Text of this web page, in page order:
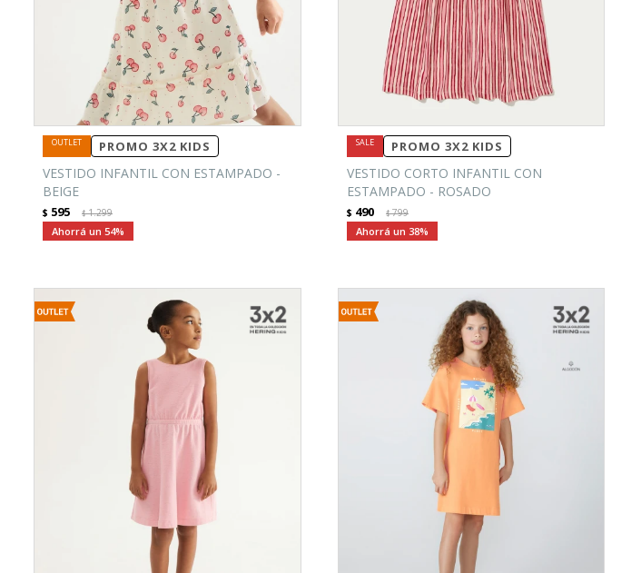
PROMO 3X2 KIDS
VESTIDO INFANTIL CON ESTAMPADO -
BEIGE
$ 595 $1.299
54
PROMO 3X2 KIDS
VESTIDO CORTO INFANTIL CON
ESTAMPADO - ROSADO
$ 490 $799
38